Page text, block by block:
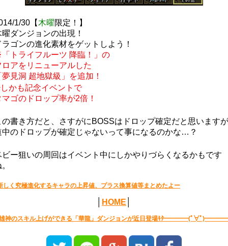
1/30【 木曜限定！】
曜ダンジョンの出現！
ラゴンの進化素材をゲットしよう！
トライフルーツ 降臨！」の
ロアをリニューアルした
夢見洞 超地獄級」を追加！
かも記念イベントで
マゴのドロップ率が2倍！
の書き方だと、さすがにBOSSはドロップ確定だと思いますが
中のドロップが確定じゃないって事になるのかな…？
ビー狙いの周回はイベント中にしかやりづらくなるかもです
しく究極進化するキャラの上昇値、プラス換算値等まとめたよー
HOME
神のスキル上げができる「華龍」ダンジョンが近日登場ｷﾀ━━━━(ﾟ∀ﾟ